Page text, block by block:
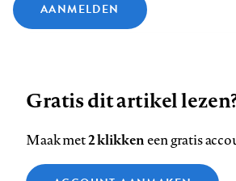
AANMELDEN
ons
op
ons
op
ons
op
ons
op
ons
op
Contact Colofon Disclaimer Privacy
Gratis dit artikel
Maak met2 klikkeneen gratis
Zie onze cookie policy